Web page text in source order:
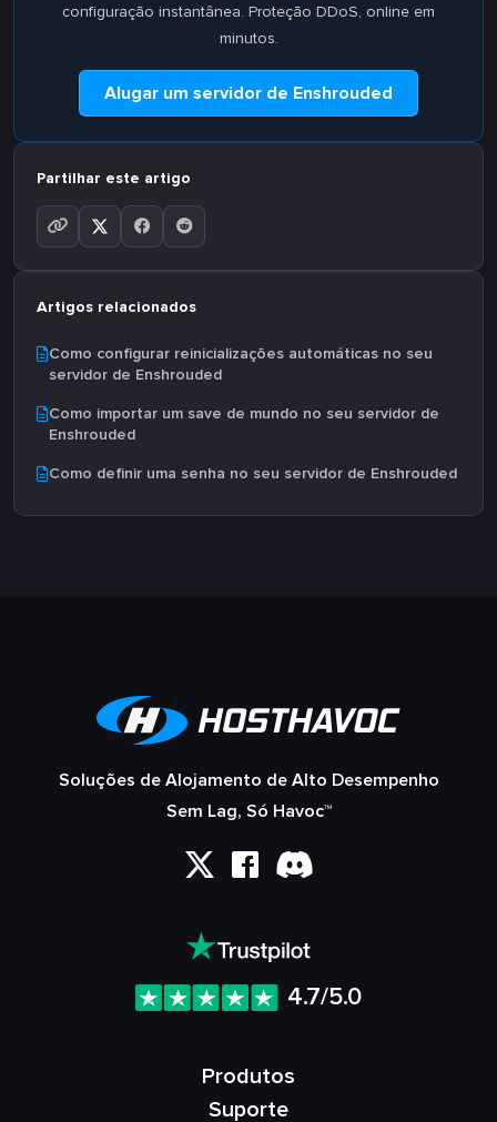
configuração instantânea. Proteção DDoS, online em
minutos.
Alugar um servidor de Enshrouded
Partilhar este artigo
Artigos relacionados
Como configurar reinicializações automáticas no seu
servidor de Enshrouded
Como importar um save de mundo no seu servidor de
Enshrouded
Como definir uma senha no seu servidor de Enshrouded
Soluções de Alojamento de Alto Desempenho
Sem Lag, Só Havoc™
4.7/5.0
Produtos
Suporte